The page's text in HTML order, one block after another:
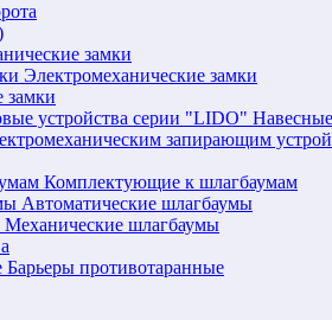
замки
Электромеханические замки
замки
Комплектующие к шлагбаумам
Автоматические шлагбаумы
Механические шлагбаумы
Барьеры противотаранные